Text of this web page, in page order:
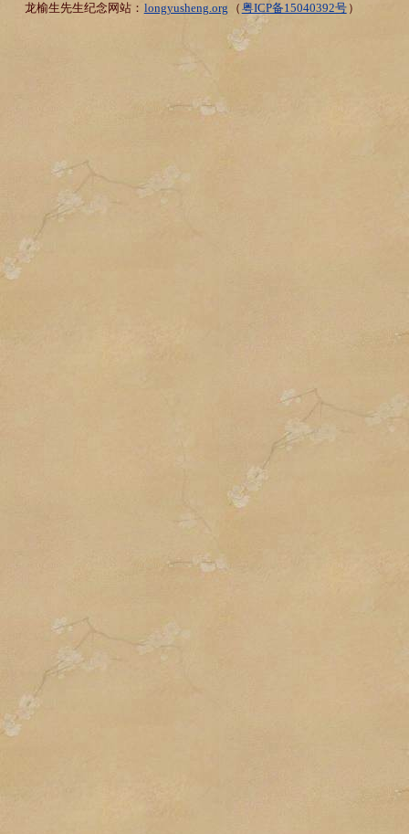
龙榆生先生纪念网站： longyusheng.org （ 粤ICP备15040392号 ）